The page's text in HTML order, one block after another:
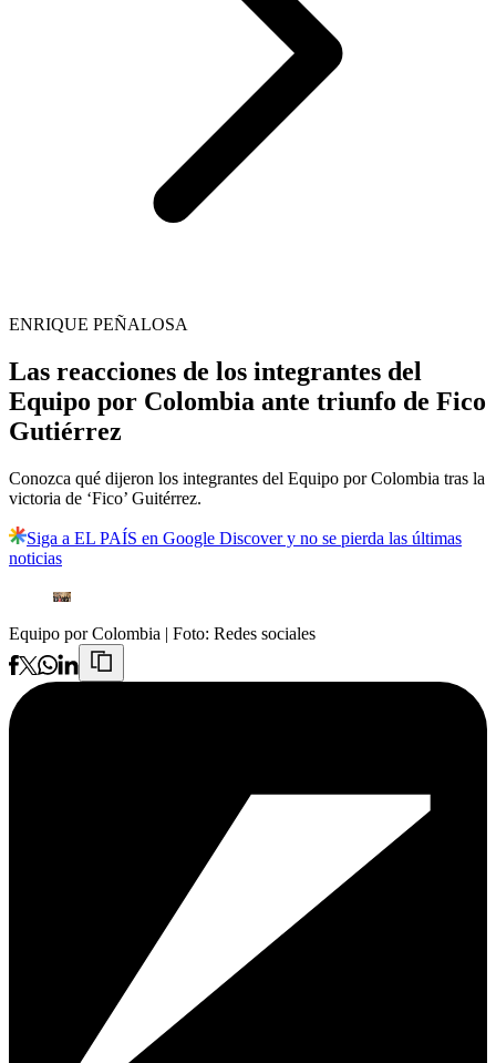
ENRIQUE PEÑALOSA
Las reacciones de los integrantes del
Equipo por Colombia ante triunfo de Fico
Gutiérrez
Conozca qué dijeron los integrantes del Equipo por Colombia tras la
victoria de ‘Fico’ Guitérrez.
Siga a EL PAÍS en Google Discover y no se pierda las últimas
noticias
Equipo por Colombia | Foto: Redes sociales